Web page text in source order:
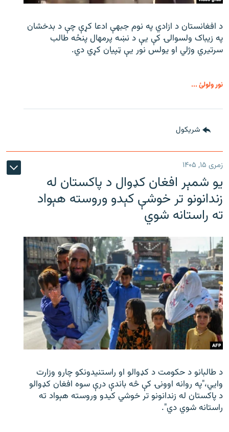
د افغانستان د ازادي په نوم جبهې ادعا کړې چې د بدخشان
په زیباک ولسوالۍ کې يې د نښه پرمهال پنځه طالب
سرتیري وژلي او یولس نور يې ټپیان کړي دي.
نور ولولئ ...
شريکول
زمری ۱۵, ۱۴۰۵
یو شمېر افغان کډوال د پاکستان له
زندانونو تر خوشې کېدو وروسته هېواد
ته راستانه شوي
د طالبانو د حکومت د کډوالو او راستنیدونکو چارو وزارت
وايي،"په روانه اوونۍ کې څه باندې درې سوه افغان کډوالو
د پاکستان له زندانونو تر خوشي کیدو وروسته هېواد ته
راستانه شوي دي".